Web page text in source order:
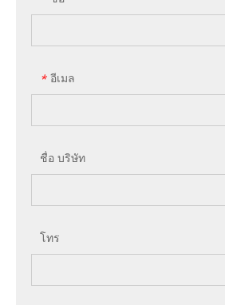
* อีเมล
ชื่อ บริษัท
โทร